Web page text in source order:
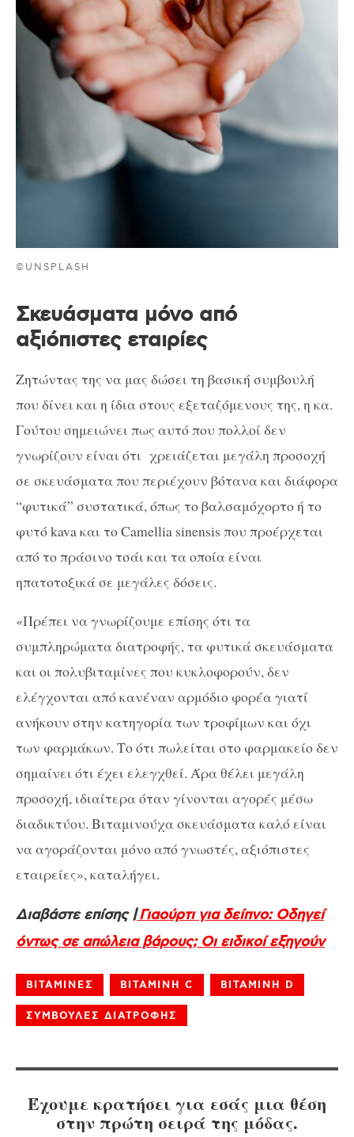
©UNSPLASH
Σκευάσματα μόνο από
αξιόπιστες εταιρίες
Ζητώντας της να μας δώσει τη βασική συμβουλή
που δίνει και η ίδια στους εξεταζόμενους της, η κα.
Γούτου σημειώνει πως αυτό που πολλοί δεν
γνωρίζουν είναι ότι χρειάζεται μεγάλη προσοχή
σε σκευάσματα που περιέχουν βότανα και διάφορα
“φυτικά” συστατικά, όπως το βαλσαμόχορτο ή το
φυτό kava και το Camellia sinensis που προέρχεται
από το πράσινο τσάι και τα οποία είναι
ηπατοτοξικά σε μεγάλες δόσεις.
«Πρέπει να γνωρίζουμε επίσης ότι τα
συμπληρώματα διατροφής, τα φυτικά σκευάσματα
και οι πολυβιταμίνες που κυκλοφορούν, δεν
ελέγχονται από κανέναν αρμόδιο φορέα γιατί
ανήκουν στην κατηγορία των τροφίμων και όχι
των φαρμάκων. Το ότι πωλείται στο φαρμακείο δεν
σημαίνει ότι έχει ελεγχθεί. Άρα θέλει μεγάλη
προσοχή, ιδιαίτερα όταν γίνονται αγορές μέσω
διαδικτύου. Βιταμινούχα σκευάσματα καλό είναι
να αγοράζονται μόνο από γνωστές, αξιόπιστες
εταιρείες», καταλήγει.
Διαβάστε επίσης |Γιαούρτι για δείπνο: Οδηγεί
όντως σε απώλεια βάρους; Οι ειδικοί εξηγούν
ΒΙΤΑΜΙΝΕΣ ΒΙΤΑΜΙΝΗ C ΒΙΤΑΜΙΝΗ D
ΣΥΜΒΟΥΛΕΣ ΔΙΑΤΡΟΦΗΣ
Έχουμε κρατήσει για εσάς μια θέση
στην πρώτη σειρά της μόδας.